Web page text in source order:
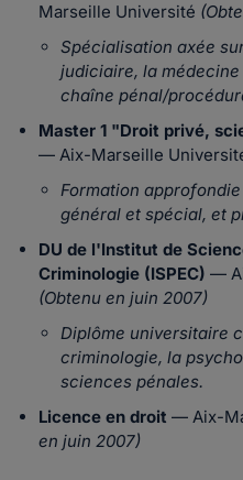
Marseille Université
Spécialisation axée
judiciaire, la
chaîne pénal/
Master 1 "Droit privé,
— Aix-Marseille
Formation
général et spécial, et
DU de l'Institut de
Criminologie (ISPEC) —
(Obtenu en juin 2007)
Diplôme universitaire
criminologie, la
sciences pénales.
Licence en droit — Aix-
en juin 2007)